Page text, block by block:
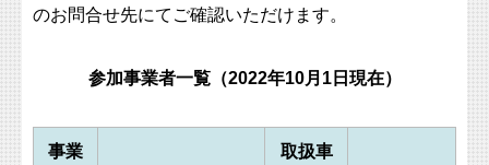
のお問合せ先にてご確認いただけます。
参加事業者一覧（2022年10月1日現在）
事業
取扱車